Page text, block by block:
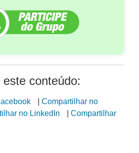
conteúdo:
Compartilhar no
no LinkedIn
Compartilhar